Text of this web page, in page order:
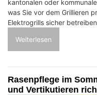
kantonalen oder
was Sie vor dem Grillieren
Elektrogrills sicher
Weiterlesen
Rasenpflege im
und Vertikutieren